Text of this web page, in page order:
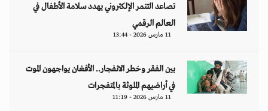
تصاعد التنمر الإلكتروني يهدد سلامة الأطفال في
العالم الرقمي
11 مارس 2026 - 13:44
بين الفقر وخطر الانفجار.. الأفغان يواجهون الموت
في أراضيهم الملوثة بالمتفجرات
11 مارس 2026 - 11:19